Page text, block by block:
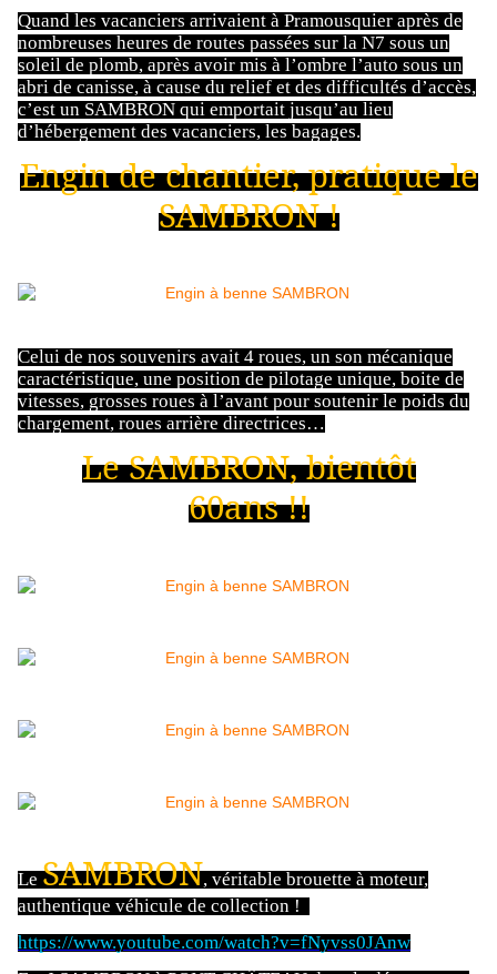
Quand les vacanciers arrivaient à Pramousquier après de
nombreuses heures de routes passées sur la N7 sous un
soleil de plomb, après avoir mis à l’ombre l’auto sous un
abri de canisse, à cause du relief et des difficultés d’accès,
c’est un SAMBRON qui emportait jusqu’au lieu
d’hébergement des vacanciers, les bagages.
Engin de chantier, pratique le
SAMBRON !
Celui de nos souvenirs avait 4 roues, un son mécanique
caractéristique, une position de pilotage unique, boite de
vitesses, grosses roues à l’avant pour soutenir le poids du
chargement, roues arrière directrices…
Le SAMBRON, bientôt
60ans !!
Le SAMBRON, véritable brouette à moteur,
authentique véhicule de collection !
https://www.youtube.com/watch?v=fNyvss0JAnw